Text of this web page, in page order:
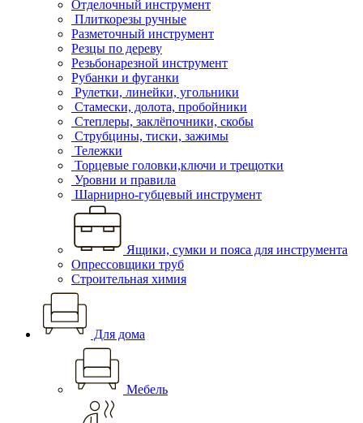
Отделочный инструмент
Плиткорезы ручные
Разметочный инструмент
Резцы по дереву
Резьбонарезной инструмент
Рубанки и фуганки
Рулетки, линейки, угольники
Стамески, долота, пробойники
Степлеры, заклёпочники, скобы
Струбцины, тиски, зажимы
Тележки
Торцевые головки,ключи и трещотки
Уровни и правила
Шарнирно-губцевый инструмент
Ящики, сумки и пояса для инструмента
Опрессовщики труб
Строительная химия
Для дома
Мебель